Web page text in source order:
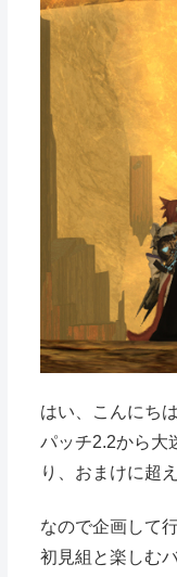
はい、こんにち
パッチ2.2から大
り、おまけに超
なので企画して
初見組と楽しむ